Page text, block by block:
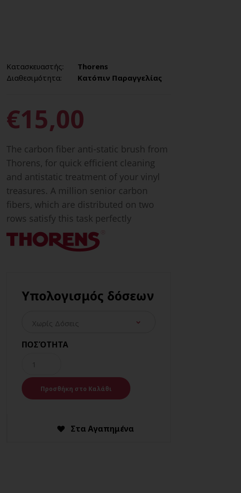
Κατασκευαστής:
Thorens
Διαθεσιμότητα:
Κατόπιν Παραγγελίας
€15,00
The carbon fiber anti-static brush from
Thorens, for quick efficient cleaning
and antistatic treatment of your vinyl
treasures. A million senior carbon
fibers, which are distributed on two
rows satisfy this task perfectly
Υπολογισμός δόσεων
ΠΟΣΌΤΗΤΑ
Στα Αγαπημένα